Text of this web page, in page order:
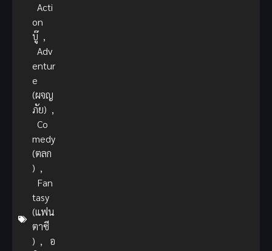
Acti
on
บู๊ ,
Adv
entur
e
(ผจญ
ภัย) ,
Co
medy
(ตลก
) ,
Fan
tasy
(แฟน
ตาซี
) ,
อ